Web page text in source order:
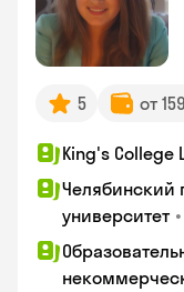
5 от
King's College
Челябинский
университет •